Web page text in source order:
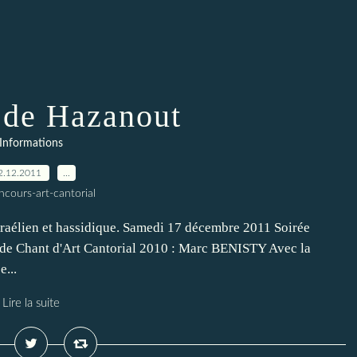
Hazanout
Informations
art-cantorial
et hassidique. Samedi 17 décembre 2011 Soirée
Chant d'Art Cantorial 2010 : Marc BENISTY Avec la
Lire la suite